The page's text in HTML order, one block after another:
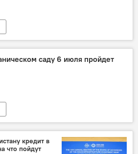
саду 6 июля пройдет
кредит в
что пойдут